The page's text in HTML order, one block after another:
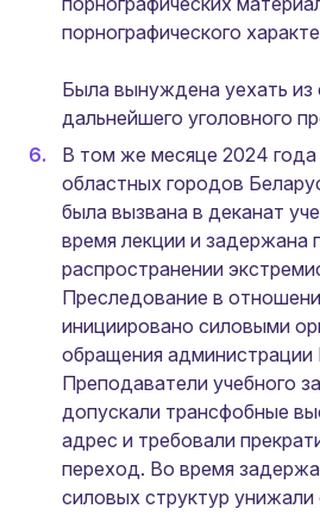
порнографического
Была вынуждена уехать из
дальнейшего уголовного
В том же месяце 2024
областных городов
была вызвана в деканат
время лекции и задержана
распространении
Преследование в
инициировано силовыми
обращения администрации
Преподаватели учебного
допускали трансфобные
адрес и требовали
переход. Во время
силовых структур унижали